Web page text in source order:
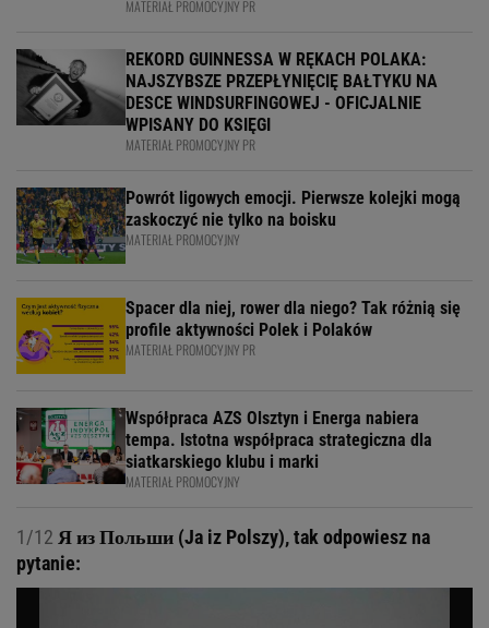
MATERIAŁ PROMOCYJNY PR
REKORD GUINNESSA W RĘKACH POLAKA:
NAJSZYBSZE PRZEPŁYNIĘCIĘ BAŁTYKU NA
DESCE WINDSURFINGOWEJ - OFICJALNIE
WPISANY DO KSIĘGI
MATERIAŁ PROMOCYJNY PR
Powrót ligowych emocji. Pierwsze kolejki mogą
zaskoczyć nie tylko na boisku
MATERIAŁ PROMOCYJNY
Spacer dla niej, rower dla niego? Tak różnią się
profile aktywności Polek i Polaków
MATERIAŁ PROMOCYJNY PR
Współpraca AZS Olsztyn i Energa nabiera
tempa. Istotna współpraca strategiczna dla
siatkarskiego klubu i marki
MATERIAŁ PROMOCYJNY
1/12 Я из Польши (Ja iz Polszy), tak odpowiesz na
pytanie: